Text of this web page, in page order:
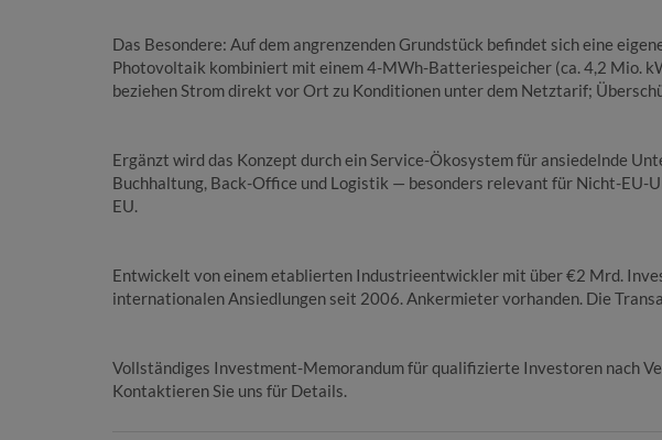
Das Besondere: Auf dem angrenzenden Grundstück befindet sich eine
Photovoltaik kombiniert mit einem 4-MWh-Batteriespeicher (ca. 4,2 Mio.
beziehen Strom direkt vor Ort zu Konditionen unter dem Netztarif;
Ergänzt wird das Konzept durch ein Service-Ökosystem für ansiedelnde
Buchhaltung, Back-Office und Logistik — besonders relevant für Nicht-
EU.
Entwickelt von einem etablierten Industrieentwickler mit über €2 Mrd.
internationalen Ansiedlungen seit 2006. Ankermieter vorhanden. Die
Vollständiges Investment-Memorandum für qualifizierte Investoren nach
Kontaktieren Sie uns für Details.